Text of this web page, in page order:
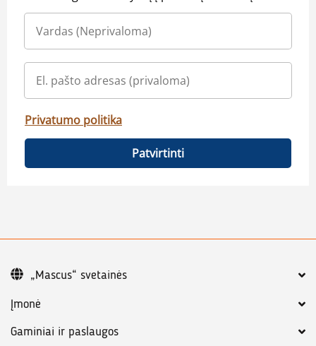
Privatumo politika
Patvirtinti
Įmonė
Gaminiai ir paslaugos
„Mascus“ svetainės